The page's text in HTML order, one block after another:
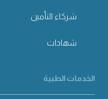
شركاء التأمين
شهادات
الخدمات الطبية